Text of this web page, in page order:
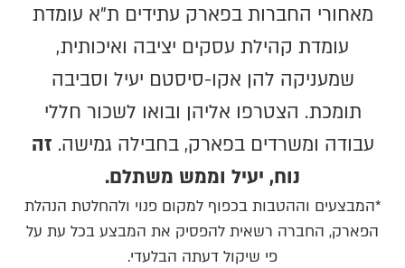
מאחורי החברות בפארק עתידים ת"א עומדת
עומדת קהילת עסקים יציבה ואיכותית,
שמעניקה להן אקו-סיסטם יעיל וסביבה
תומכת. הצטרפו אליהן ובואו לשכור חללי
עבודה ומשרדים בפארק, בחבילה גמישה. זה
נוח, יעיל וממש משתלם.
*המבצעים וההטבות בכפוף למקום פנוי ולהחלטת הנהלת
הפארק, החברה רשאית להפסיק את המבצע בכל עת על
פי שיקול דעתה הבלעדי.